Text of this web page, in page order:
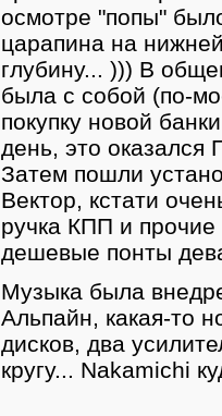
осмотре "попы"
царапина на
глубину... ))) В
была с собой (по-
покупку новой
день, это
Затем пошли
Вектор, кстати
ручка КПП и
дешевые понты
Музыка была
Альпайн, какая-то
дисков, два
кругу... Nakamichi